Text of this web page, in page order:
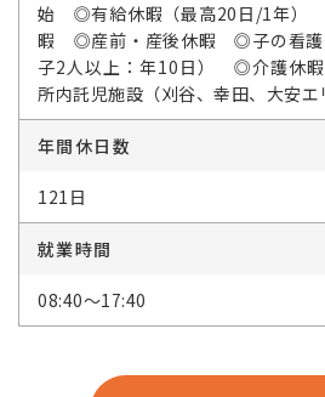
始 ◎有給休暇（最高20日/1年
暇 ◎産前・産後休暇 ◎子の看護
子2人以上：年10日） ◎介護
所内託児施設（刈谷、幸田、大安エ
年間休日数
121日
就業時間
08:40～17:40